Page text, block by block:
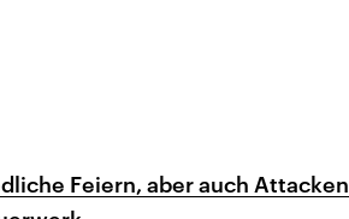
Feiern, aber auch